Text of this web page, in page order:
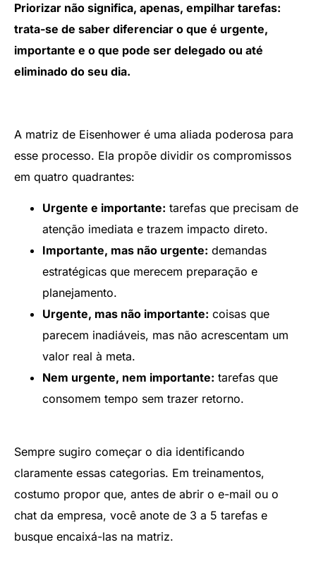
Priorizar não significa, apenas, empilhar tarefas:
trata-se de saber diferenciar o que é urgente,
importante e o que pode ser delegado ou até
eliminado do seu dia.
A matriz de Eisenhower é uma aliada poderosa para
esse processo. Ela propõe dividir os compromissos
em quatro quadrantes:
Urgente e importante: tarefas que precisam de
atenção imediata e trazem impacto direto.
Importante, mas não urgente: demandas
estratégicas que merecem preparação e
planejamento.
Urgente, mas não importante: coisas que
parecem inadiáveis, mas não acrescentam um
valor real à meta.
Nem urgente, nem importante: tarefas que
consomem tempo sem trazer retorno.
Sempre sugiro começar o dia identificando
claramente essas categorias. Em treinamentos,
costumo propor que, antes de abrir o e-mail ou o
chat da empresa, você anote de 3 a 5 tarefas e
busque encaixá-las na matriz.